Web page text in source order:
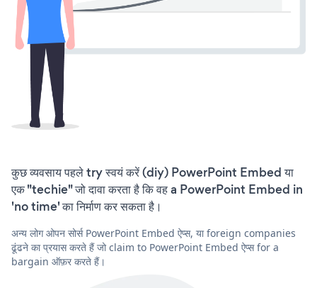
कुछ व्यवसाय पहले try स्वयं करें (diy) PowerPoint Embed या
एक "techie" जो दावा करता है कि वह a PowerPoint Embed in
'no time' का निर्माण कर सकता है।
अन्य लोग ओपन सोर्स PowerPoint Embed ऐप्स, या foreign companies
ढूंढने का प्रयास करते हैं जो claim to PowerPoint Embed ऐप्स for a
bargain ऑफ़र करते हैं।